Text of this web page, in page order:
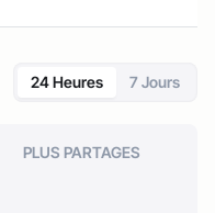
24 Heures 7 Jours
PLUS PARTAGES